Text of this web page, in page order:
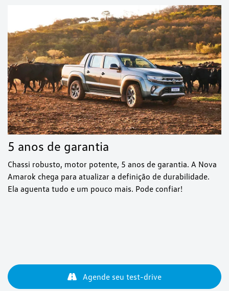
5 anos de garantia
Chassi robusto, motor potente, 5 anos de garantia. A Nova
Amarok chega para atualizar a definição de durabilidade.
Ela aguenta tudo e um pouco mais. Pode confiar!
Agende seu test-drive